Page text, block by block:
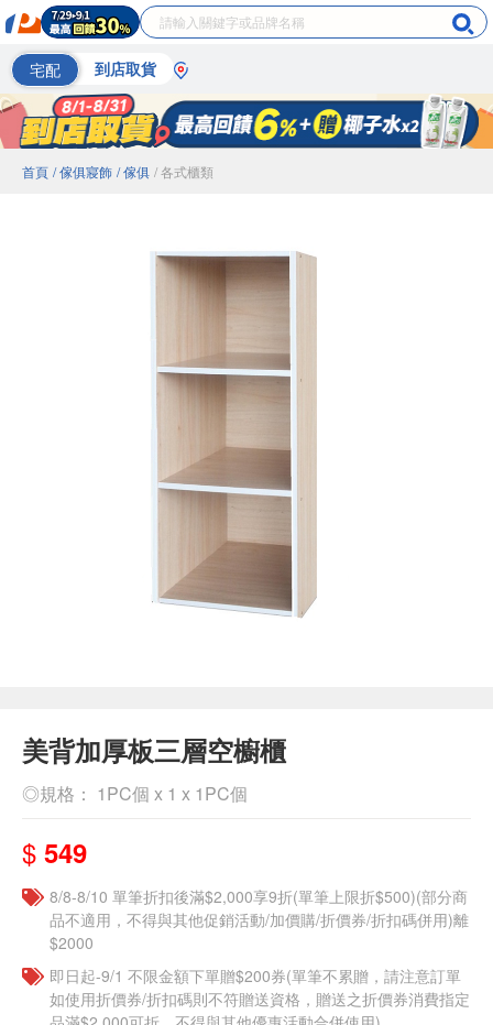
宅配 到店取貨
首頁 / 傢俱寢飾 / 傢俱 / 各式櫃類
美背加厚板三層空櫥櫃
◎規格： 1PC個 x 1 x 1PC個
$ 549
8/8-8/10 單筆折扣後滿$2,000享9折(單筆上限折$500)(部分商
品不適用，不得與其他促銷活動/加價購/折價券/折扣碼併用)離
$2000
即日起-9/1 不限金額下單贈$200券(單筆不累贈，請注意訂單
如使用折價券/折扣碼則不符贈送資格，贈送之折價券消費指定